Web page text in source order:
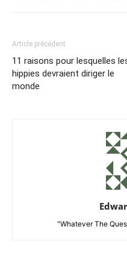
Article précédent
11 raisons pour lesquelles
hippies devraient diriger le
monde
"Whatever The